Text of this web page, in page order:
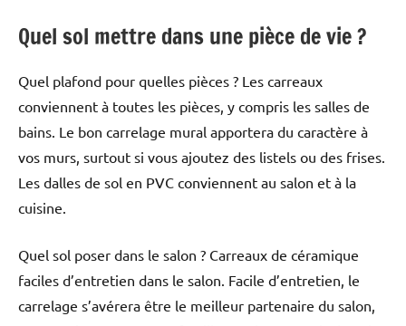
Quel sol mettre dans une pièce de vie ?
Quel plafond pour quelles pièces ? Les carreaux
conviennent à toutes les pièces, y compris les salles de
bains. Le bon carrelage mural apportera du caractère à
vos murs, surtout si vous ajoutez des listels ou des frises.
Les dalles de sol en PVC conviennent au salon et à la
cuisine.
Quel sol poser dans le salon ? Carreaux de céramique
faciles d’entretien dans le salon. Facile d’entretien, le
carrelage s’avérera être le meilleur partenaire du salon,